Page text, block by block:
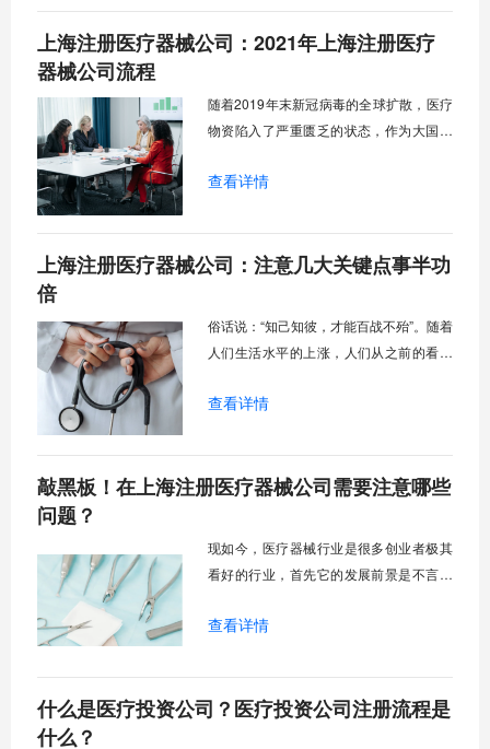
上海注册医疗器械公司：2021年上海注册医疗
器械公司流程
随着2019年末新冠病毒的全球扩散，医疗
物资陷入了严重匮乏的状态，作为大国，
仍然没有褪去，现在医疗物资仍然处于紧
罩，医用酒精等等医疗产品都达到了落空
状态，价格翻倍涨，因此促使很多老板想
的，今天上海快易办的小编就跟大家谈一
谈2021年上海注册医疗器械公司流程。
查看详情
上海注册医疗器械公司：注意几大关键点事半功
倍
俗话说：“知己知彼，才能百战不殆”。随着
人们生活水平的上涨，人们从之前的看不
自己的健康，医疗行业也逐渐成为了生活
创业渠道，那么对于上海医疗器械公司的
注册，该怎么成功解决注册问题，我相信
械公司需要注意什么，怎么做？
查看详情
敲黑板！在上海注册医疗器械公司需要注意哪些
问题？
现如今，医疗器械行业是很多创业者极其
看好的行业，首先它的发展前景是不言而
高科技产业。随着疫情的不断扩延，我们
的是医疗人员是有精力限制的，因此很多
治疗都离不开医疗器械的辅助，这也恰恰
查看详情
什么是医疗投资公司？医疗投资公司注册流程是
什么？